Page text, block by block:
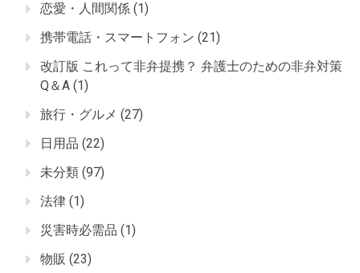
恋愛・人間関係 (1)
携帯電話・スマートフォン (21)
改訂版 これって非弁提携？ 弁護士のための非弁対策
Q＆A (1)
旅行・グルメ (27)
日用品 (22)
未分類 (97)
法律 (1)
災害時必需品 (1)
物販 (23)